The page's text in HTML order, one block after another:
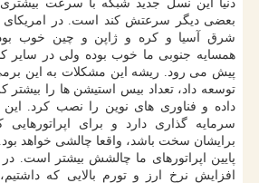
دنیا این نسل جدید شبکه با سرعت بیشتری
بعضی دیگر سرعتش کند است. در امریکای
شرق آسیا و کره و ژاپن و چین خوب
همسایه جنوبی ما خوب بوده ولی در سایر
پیش می رود. ریشه این مشکلات به این
توسعه داد، تعداد بیس استیشن ها را بیشتر
داده و فناوری های نوین را نصب کرد. این
سرمایه گذاری دارد و برای اپراتورهایی
برایشان سخت باشد، واقعا چالشی خواهد
پایین اپراتورهای ما چالشش بیشتر است.
افزایش نرخ ارز و تورم بالایی که